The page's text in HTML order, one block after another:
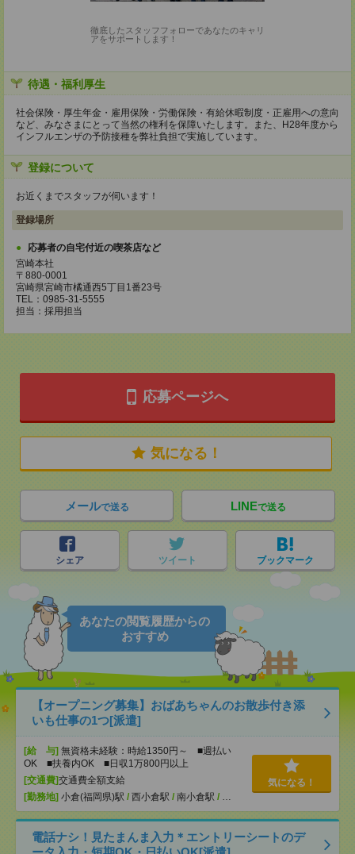
徹底したスタッフフォローであなたのキャリ
アをサポートします！
待遇・福利厚生
社会保険・厚生年金・雇用保険・労働保険・有給休暇制度・正雇用への意向
など、みなさまにとって当然の権利を保障いたします。また、H28年度から
インフルエンザの予防接種を弊社負担で実施しています。
登録について
お近くまでスタッフが伺います！
登録場所
応募者の自宅付近の喫茶店など
宮崎本社
〒880-0001
宮崎県宮崎市橘通西5丁目1番23号
TEL：0985-31-5555
担当：採用担当
応募ページへ
気になる！
メールで送る LINEで送る
シェア ツイート ブックマーク
あなたの閲覧履歴からの
おすすめ
【オープニング募集】おばあちゃんのお散歩付き添
いも仕事の1つ[派遣]
[給 与] 無資格未経験：時給1350円～ ■週払い
OK ■扶養内OK ■日収1万800円以上
[交通費]交通費全額支給
[勤務地] 小倉(福岡県)駅 / 西小倉駅 / 南小倉駅 / …
気になる！
電話ナシ！見たまんま入力＊エントリーシートのデ